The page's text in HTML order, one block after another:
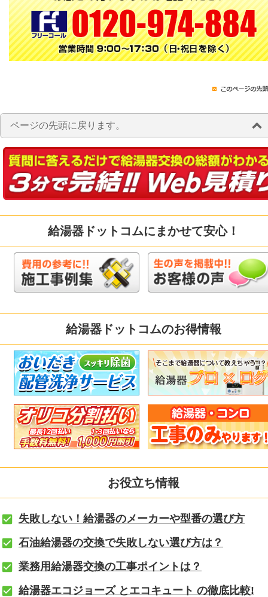
ページの先頭に戻ります。
給湯器ドットコムにまかせて安心！
給湯器ドットコムのお得情報
お役立ち情報
失敗しない！給湯器のメーカーや型番の選び方
石油給湯器の交換で失敗しない選び方は？
業務用給湯器交換の工事ポイントは？
給湯器エコジョーズ とエコキュート の徹底比較!